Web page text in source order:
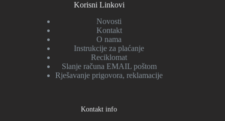
Korisni Linkovi
Novosti
Kontakt
O nama
Instrukcije za plaćanje
Reciklomat
Slanje računa EMAIL poštom
Rješavanje prigovora, reklamacije
Kontakt info